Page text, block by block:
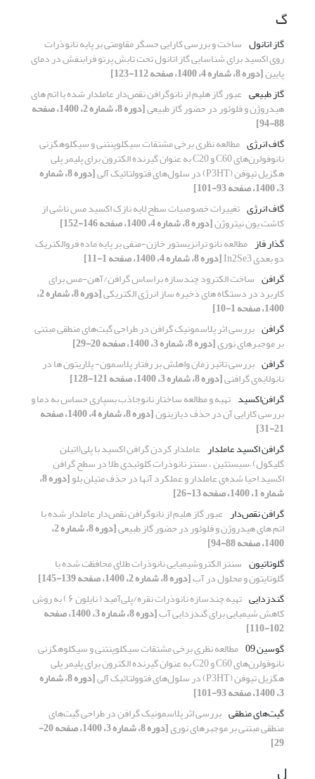
گ
گاز اتانول ساخت و بررسی کارایی حسگر مقاومتی بر پایه نانوذرات
روی اکسید برای شناسایی گاز اتانول تحت تابش پرتو فرابنفش در دمای
پایین[دوره 8، شماره 4، 1400، صفحه 112-123]
گاز طبیعی عبور گاز هلیم از نانوگرافن نقص‌دار عاملدار شده با اتم های
هیدروژن و فلوئور در حضور گاز طبیعی [دوره 8، شماره 2، 1400، صفحه
88-94]
گاف انرژی مطالعه نظری برخی مشتقات سیکلوپنتنی و سیکلوهگزنی
نانوفولرن‌های C60 و C20 به عنوان گیرنده الکترون برای پلیمر پلی
هگزیل تیوفن (P3HT) در سلول‌های فتوولتائیک آلی [دوره 8، شماره
3، 1400، صفحه 93-101]
گاف انرژی تغییرات خصوصیات سطح لایه نازک اکسید مس ناشی از
کاشت یون نیتروژن[دوره 8، شماره 4، 1400، صفحه 146-152]
گذار فاز مطالعه نانو ترانزیستور خازن-منفی بر پایه ماده فروالکتریک
دو بعدی In2Se3
[دوره 8، شماره 4، 1400، صفحه 1-11]
گرافن ساخت الکترود چندسازه براساس گرافن/آهن-مس برای
کاربرد در دستگاه های ذخیره ساز انرژی الکتریکی [دوره 8، شماره 2،
1400، صفحه 1-10]
گرافن بررسی اثر پلاسمونیک گرافن در طراحی گیت‌های منطقی مبتنی
بر موجبرهای نوری[دوره 8، شماره 3، 1400، صفحه 20-29]
گرافن بررسی تاثیر زمان واهلش بر رفتار پلاسمون- پلاریتون ها در
نانولایه‌ی گرافنی[دوره 8، شماره 3، 1400، صفحه 121-128]
گرافن‌اکسید تهیه و مطالعه ساختار نانو‌جاذب بسپاری حساس به دما و
بررسی کارایی آن در حذف دیازینون [دوره 8، شماره 4، 1400، صفحه
21-31]
گرافن اکسید عاملدار عاملدار کردن گرافن اکسید با پلی(‌اتیلن
گلیکول) –سیستئین ، سنتز نانوذرات کلوئیدی طلا در سطح گرافن
اکسید احیا شده‌ی عاملدار و عملکرد آنها در حذف متیلن بلو [دوره 8،
شماره 1، 1400، صفحه 13-26]
گرافن نقص‌دار عبور گاز هلیم از نانوگرافن نقص‌دار عاملدار شده با
اتم های هیدروژن و فلوئور در حضور گاز طبیعی [دوره 8، شماره 2،
1400، صفحه 88-94]
گلوتاتیون سنتز الکتروشیمیایی نانوذرات طلای محافظت شده با
گلوتایتون و محلول در آب[دوره 8، شماره 2، 1400، صفحه 139-145]
گندزدایی
تهیه چندسازه نانوذرات نقره/پلی‌آمید ( نایلون ۶ ) به روش
کاهش شیمیایی برای گندزدایی آب [دوره 8، شماره 3، 1400، صفحه
102-110]
گوسین 09
مطالعه نظری برخی مشتقات سیکلوپنتنی و سیکلوهگزنی
نانوفولرن‌های C60 و C20 به عنوان گیرنده الکترون برای پلیمر پلی
هگزیل تیوفن (P3HT) در سلول‌های فتوولتائیک آلی [دوره 8، شماره
3، 1400، صفحه 93-101]
گیت‌های منطقی بررسی اثر پلاسمونیک گرافن در طراحی گیت‌های
منطقی مبتنی بر موجبرهای نوری [دوره 8، شماره 3، 1400، صفحه 20-
29]
ل